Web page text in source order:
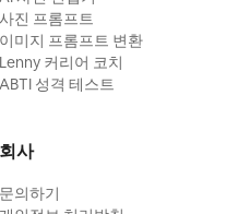
사진 프롬프트
이미지 프롬프트 변환
Lenny 커리어 코치
ABTI 성격 테스트
회사
문의하기